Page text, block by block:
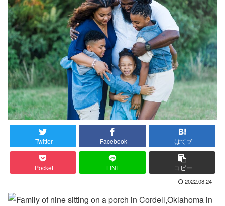
Twitter Facebook はてブ
Pocket LINE コピー
2022.08.24